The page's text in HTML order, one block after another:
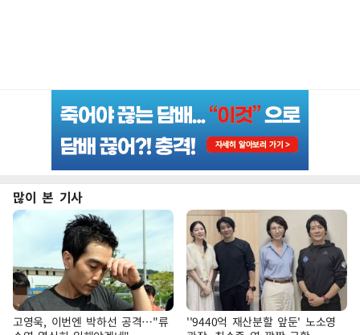
많이 본 기사
고영욱, 이번엔 박하선 공격…"류
''9440억 재산분할 앞둔' 노소영